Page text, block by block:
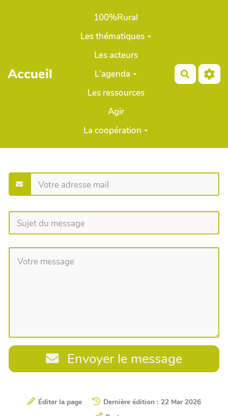
Aller au contenu principal
Accueil
100%Rural
Les thématiques
Les acteurs
L'agenda
Les ressources
Agir
La coopération
Envoyer le message
Éditer la page
Dernière édition : 22 Mar 2026